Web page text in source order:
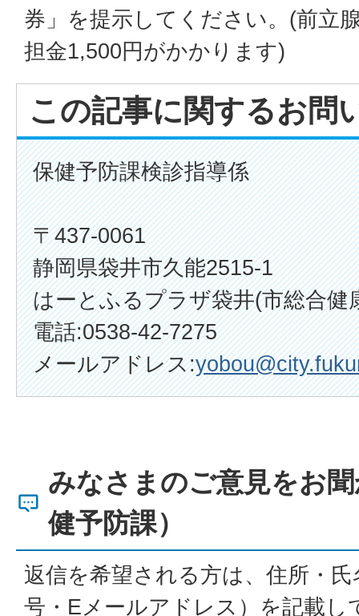
券」を提示してください。(前立
担金1,500円がかかります)
この記事に関するお問
保健予防課検診指導係
〒437-0061
静岡県袋井市久能2515-1
はーとふるプラザ袋井(市総合健
電話:0538-42-7275
メールアドレス:
みなさまのご意見をお
健予防課）
返信を希望される方は、住所・
号・Eメールアドレス）を記載し